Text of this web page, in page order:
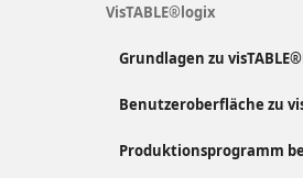
VisTABLE®logix
Grundlagen zu